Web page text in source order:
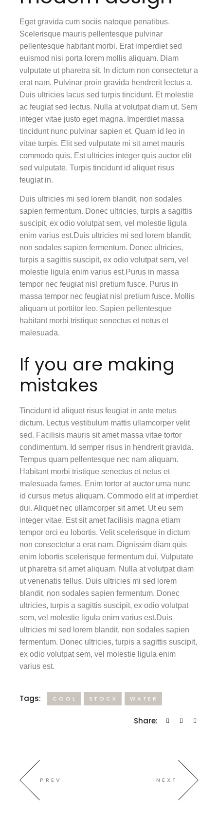
Eget gravida cum sociis natoque penatibus.
Scelerisque mauris pellentesque pulvinar
pellentesque habitant morbi. Erat imperdiet sed
euismod nisi porta lorem mollis aliquam. Diam
vulputate ut pharetra sit. In dictum non consectetur a
erat nam. Pulvinar proin gravida hendrerit lectus a.
Duis ultricies lacus sed turpis tincidunt. Et molestie
ac feugiat sed lectus. Nulla at volutpat diam ut. Sem
integer vitae justo eget magna. Imperdiet massa
tincidunt nunc pulvinar sapien et. Quam id leo in
vitae turpis. Elit sed vulputate mi sit amet mauris
commodo quis. Est ultricies integer quis auctor elit
sed vulputate. Turpis tincidunt id aliquet risus
feugiat in.
Duis ultricies mi sed lorem blandit, non sodales
sapien fermentum. Donec ultricies, turpis a sagittis
suscipit, ex odio volutpat sem, vel molestie ligula
enim varius est.Duis ultricies mi sed lorem blandit,
non sodales sapien fermentum. Donec ultricies,
turpis a sagittis suscipit, ex odio volutpat sem, vel
molestie ligula enim varius est.Purus in massa
tempor nec feugiat nisl pretium fusce. Purus in
massa tempor nec feugiat nisl pretium fusce. Mollis
aliquam ut porttitor leo. Sapien pellentesque
habitant morbi tristique senectus et netus et
malesuada.
If you are making
mistakes
Tincidunt id aliquet risus feugiat in ante metus
dictum. Lectus vestibulum mattis ullamcorper velit
sed. Facilisis mauris sit amet massa vitae tortor
condimentum. Id semper risus in hendrerit gravida.
Tempus quam pellentesque nec nam aliquam.
Habitant morbi tristique senectus et netus et
malesuada fames. Enim tortor at auctor urna nunc
id cursus metus aliquam. Commodo elit at imperdiet
dui. Aliquet nec ullamcorper sit amet. Ut eu sem
integer vitae. Est sit amet facilisis magna etiam
tempor orci eu lobortis. Velit scelerisque in dictum
non consectetur a erat nam. Dignissim diam quis
enim lobortis scelerisque fermentum dui. Vulputate
ut pharetra sit amet aliquam. Nulla at volutpat diam
ut venenatis tellus. Duis ultricies mi sed lorem
blandit, non sodales sapien fermentum. Donec
ultricies, turpis a sagittis suscipit, ex odio volutpat
sem, vel molestie ligula enim varius est.Duis
ultricies mi sed lorem blandit, non sodales sapien
fermentum. Donec ultricies, turpis a sagittis suscipit,
ex odio volutpat sem, vel molestie ligula enim
varius est.
Tags: COOL STOCK WATER
Share:
PREV NEXT